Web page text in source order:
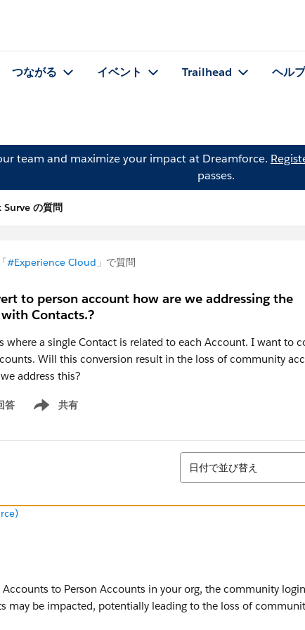
つながる イベント Trailhead ヘルプ
team and maximize your impact at Dreamforce.
passes.
の質問
#Experience Cloud 」で質問
to person account how are we addressing the
Contacts.?
where a single Contact is related to each Account. I want to
Will this conversion result in the loss of community
address this?
答 共有
Show menu
並び替え
日付で並び替え
to Person Accounts in your org, the community login
may be impacted, potentially leading to the loss of